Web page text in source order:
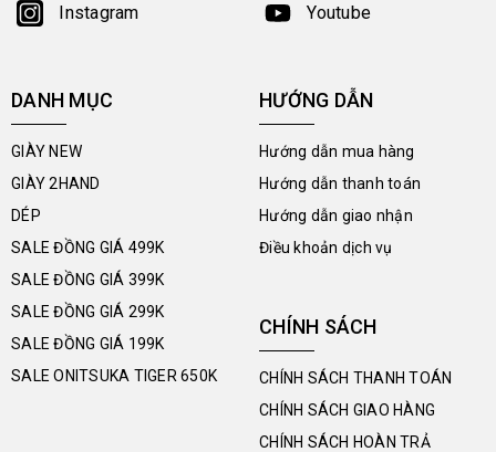
Instagram Youtube
DANH MỤC
GIÀY NEW
GIÀY 2HAND
DÉP
SALE ĐỒNG GIÁ 499K
SALE ĐỒNG GIÁ 399K
SALE ĐỒNG GIÁ 299K
SALE ĐỒNG GIÁ 199K
SALE ONITSUKA TIGER 650K
HƯỚNG DẪN
Hướng dẫn mua hàng
Hướng dẫn thanh toán
Hướng dẫn giao nhận
Điều khoản dịch vụ
CHÍNH SÁCH
CHÍNH SÁCH THANH TOÁN
CHÍNH SÁCH GIAO HÀNG
CHÍNH SÁCH HOÀN TRẢ